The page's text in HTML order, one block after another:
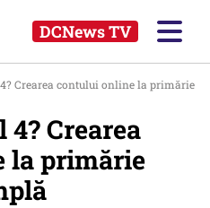
DCNews TV
Crearea contului online la primărie
Crearea
la primărie